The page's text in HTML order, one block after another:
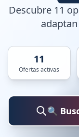
Descubre 11
11
Ofertas activas
🔍